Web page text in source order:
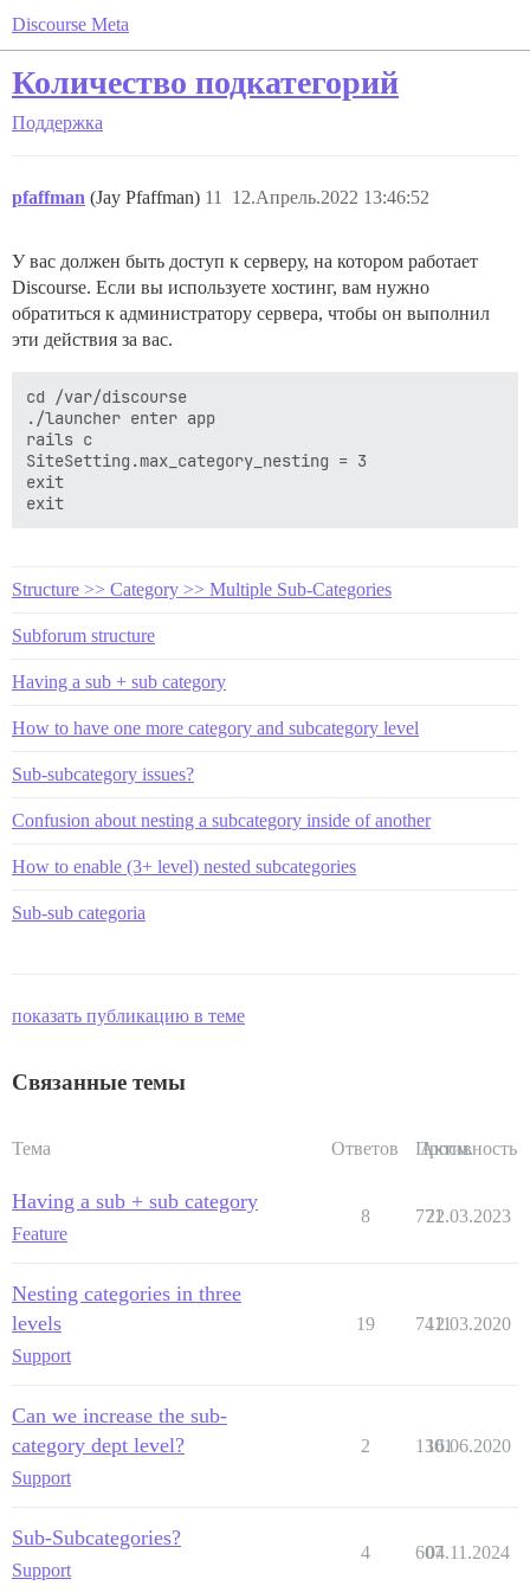
Discourse Meta
Количество подкатегорий
Поддержка
pfaffman (Jay Pfaffman) 12.Апрель.2022 13:46:52
11
У вас должен быть доступ к серверу, на котором работает
Discourse. Если вы используете хостинг, вам нужно
обратиться к администратору сервера, чтобы он выполнил
эти действия за вас.
cd /var/discourse
./launcher enter app
rails c
SiteSetting.max_category_nesting = 3
exit
Structure >> Category >> Multiple Sub-Categories
Subforum structure
Having a sub + sub category
How to have one more category and subcategory level
Sub-subcategory issues?
Confusion about nesting a subcategory inside of another
How to enable (3+ level) nested subcategories
Sub-sub categoria
показать публикацию в теме
Связанные темы
Тема Ответов Просм.
Активность
Having a sub + sub category
Feature
8 771
22.03.2023
Nesting categories in three
levels
Support
19 7411
12.03.2020
Can we increase the sub-
category dept level?
Support
2 1301
16.06.2020
Sub-Subcategories?
Support
4 607
04.11.2024